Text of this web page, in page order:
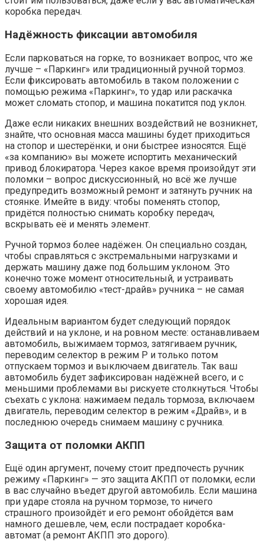
коробка передач.
Надёжность фиксации автомобиля
Если парковаться на горке, то возникает вопрос, что же
лучше – «Паркинг» или традиционный ручной тормоз.
Если фиксировать автомобиль в таком положении с
помощью режима «Паркинг», то удар или раскачка
может сломать стопор, и машина покатится под уклон.
Даже если никаких внешних воздействий не возникнет,
знайте, что основная масса машины будет приходиться
на стопор и шестерёнки, и они быстрее износятся. Ещё
«за компанию» вы можете испортить механический
привод блокиратора. Через какое время произойдут эти
поломки – вопрос дискуссионный, но всё же лучше
предупредить возможный ремонт и затянуть ручник на
стоянке. Имейте в виду: чтобы поменять стопор,
придётся полностью снимать коробку передач,
вскрывать её и менять элемент.
Ручной тормоз более надёжен. Он специально создан,
чтобы справляться с экстремальными нагрузками и
держать машину даже под большим уклоном. Это
конечно тоже момент относительный, и устраивать
своему автомобилю «тест-драйв» ручника – не самая
хорошая идея.
Идеальным вариантом будет следующий порядок
действий и на уклоне, и на ровном месте: останавливаем
автомобиль, выжимаем тормоз, затягиваем ручник,
переводим селектор в режим P и только потом
отпускаем тормоз и выключаем двигатель. Так ваш
автомобиль будет зафиксирован надёжней всего, и с
меньшими проблемами вы рискуете столкнуться. Чтобы
съехать с уклона: нажимаем педаль тормоза, включаем
двигатель, переводим селектор в режим «Драйв», и в
последнюю очередь снимаем машину с ручника.
Защита от поломки АКПП
Ещё один аргумент, почему стоит предпочесть ручник
режиму «Паркинг» — это защита АКПП от поломки, если
в вас случайно въедет другой автомобиль. Если машина
при ударе стояла на ручном тормозе, то ничего
страшного произойдёт и его ремонт обойдётся вам
намного дешевле, чем, если пострадает коробка-
автомат (а ремонт АКПП это дорого).